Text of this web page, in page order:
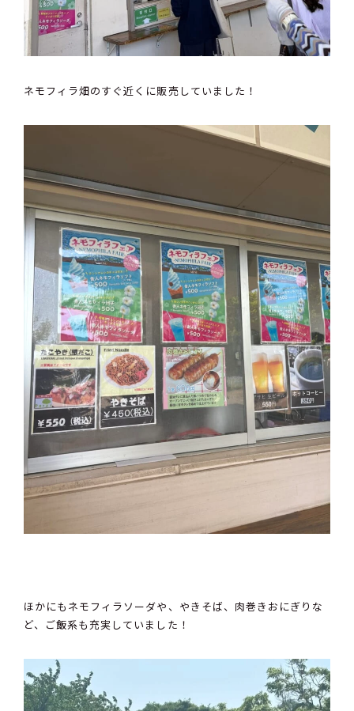
ネモフィラ畑のすぐ近くに販売していました！
ほかにもネモフィラソーダや、やきそば、肉巻きおにぎりな
ど、ご飯系も充実していました！